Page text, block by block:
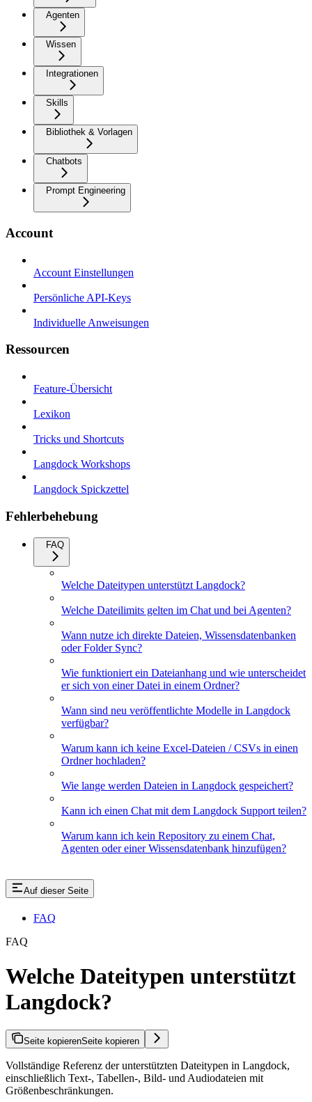
Agenten
Wissen
Integrationen
Skills
Bibliothek & Vorlagen
Chatbots
Prompt Engineering
Account
Account Einstellungen
Persönliche API-Keys
Individuelle Anweisungen
Ressourcen
Feature-Übersicht
Lexikon
Tricks und Shortcuts
Langdock Workshops
Langdock Spickzettel
Fehlerbehebung
FAQ
Welche Dateitypen unterstützt Langdock?
Welche Dateilimits gelten im Chat und bei Agenten?
Wann nutze ich direkte Dateien, Wissensdatenbanken
oder Folder Sync?
Wie funktioniert ein Dateianhang und wie unterscheidet
er sich von einer Datei in einem Ordner?
Wann sind neu veröffentlichte Modelle in Langdock
verfügbar?
Warum kann ich keine Excel-Dateien / CSVs in einen
Ordner hochladen?
Wie lange werden Dateien in Langdock gespeichert?
Kann ich einen Chat mit dem Langdock Support teilen?
Warum kann ich kein Repository zu einem Chat,
Agenten oder einer Wissensdatenbank hinzufügen?
Auf dieser Seite
FAQ
FAQ
Welche Dateitypen unterstützt
Langdock?
Seite kopierenSeite kopieren
Vollständige Referenz der unterstützten Dateitypen in Langdock,
einschließlich Text-, Tabellen-, Bild- und Audiodateien mit
Größenbeschränkungen.